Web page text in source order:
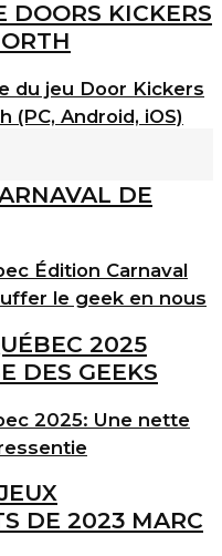
du jeu Door Kickers
(PC, Android, iOS)
Édition Carnaval
le geek en nous
2025: Une nette